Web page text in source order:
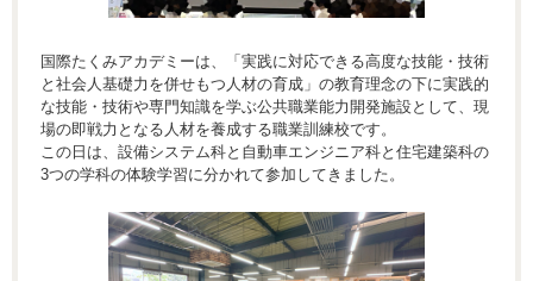
国際たくみアカデミーは、「実践に対応できる高度な技能・技術
と社会人基礎力を併せもつ人材の育成」の教育理念の下に実践的
な技能・技術や専門知識を学ぶ公共職業能力開発施設として、現
場の即戦力となる人材を養成する職業訓練校です。
この日は、設備システム科と自動車エンジニア科と住宅建築科の
3つの学科の体験学習に分かれて参加してきました。